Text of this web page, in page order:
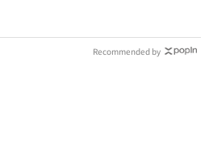
Recommended by